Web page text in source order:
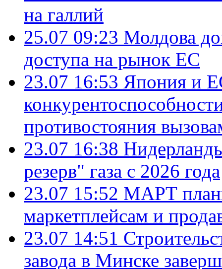
на галлий
25.07 09:23 Молдова
доступа на рынок ЕС
23.07 16:53 Япония и
противостояния
23.07 16:38
резерв" газа с 2026 года
23.07 15:52 МАРТ
маркетплейсам и
23.07 14:51
завода в Минске